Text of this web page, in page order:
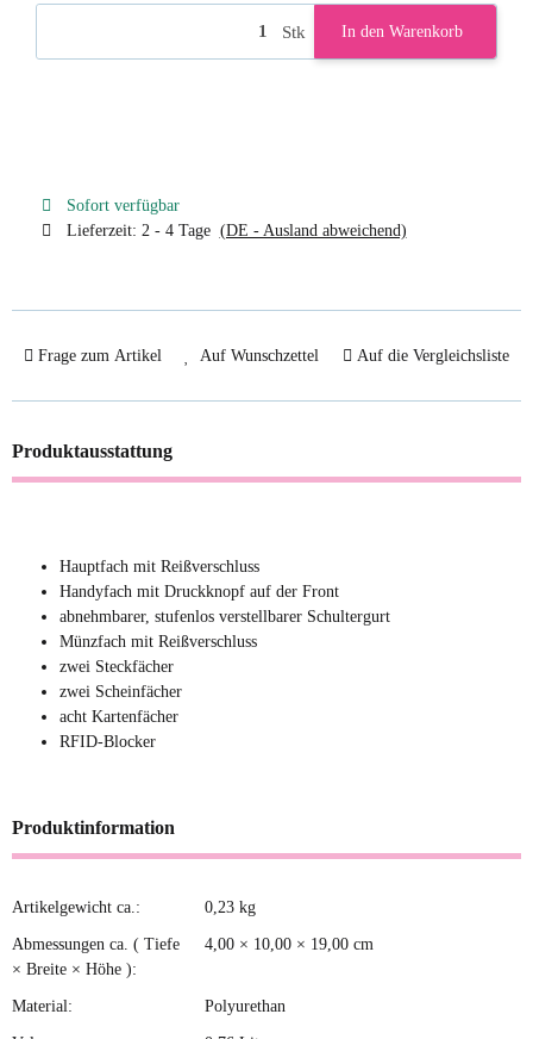
Stk In den Warenkorb
Sofort verfügbar
Lieferzeit: 2 - 4 Tage (DE - Ausland abweichend)
Frage zum Artikel Auf Wunschzettel Auf die Vergleichsliste
Produktausstattung
Hauptfach mit Reißverschluss
Handyfach mit Druckknopf auf der Front
abnehmbarer, stufenlos verstellbarer Schultergurt
Münzfach mit Reißverschluss
zwei Steckfächer
zwei Scheinfächer
acht Kartenfächer
RFID-Blocker
Produktinformation
Produkteigenschaft
Wert
Artikelgewicht ca.: 0,23 kg
Abmessungen ca. ( Tiefe
× Breite × Höhe ):
4,00 × 10,00 × 19,00 cm
Material: Polyurethan